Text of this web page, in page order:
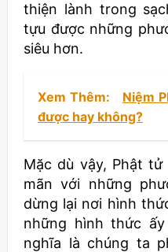
thiện lành trong
tựu được những
siêu hơn.
Xem Thêm:
Niệm
được hay không?
Mặc dù vậy, Phật
mãn với những
dừng lại nơi hình
những hình thức
nghĩa là chúng ta